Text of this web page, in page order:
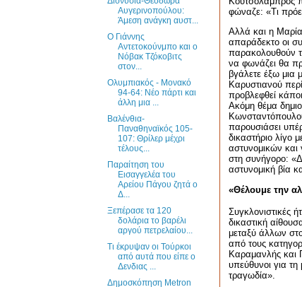
φώναζε: «Τι
Αλλά και η
απαράδεκτο οι
παρακολουθούν
να φωνάζει θα
βγάλετε έξω μια
Καρυστιανού
προβλεφθεί
Ακόμη θέμα
παρουσιάσει
δικαστήριο λίγο
αστυνομικών
στη συνήγορο:
αστυνομική βία
«Θέλουμε την
Συγκλονιστικές
δικαστική
μεταξύ άλλων
από τους
Καραμανλής και
υπεύθυνοι για
τραγωδία».
Αυγερινοπούλου:
Άμεση ανάγκη αυστ...
Ο Γιάννης
Αντετοκούνμπο και ο
Νόβακ Τζόκοβιτς
στον...
Ολυμπιακός - Μονακό
94-64: Νέο πάρτι και
άλλη μια ...
Βαλένθια-
Παναθηναϊκός 105-
107: Θρίλερ μέχρι
τέλους...
Παραίτηση του
Εισαγγελέα του
Αρείου Πάγου ζητά ο
Δ...
Ξεπέρασε τα 120
δολάρια το βαρέλι
αργού πετρελαίου...
Τι έκρυψαν οι Τούρκοι
από αυτά που είπε ο
Δενδιας ...
Δημοσκόπηση Metron